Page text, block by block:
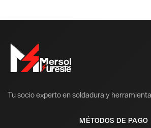
Tu socio experto en soldadura y
MÉTODOS DE PAGO